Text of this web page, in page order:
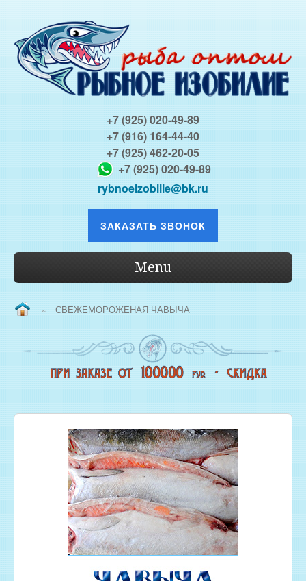
+7 (925) 020-49-89
+7 (916) 164-44-40
+7 (925) 462-20-05
+7 (925) 020-49-89
rybnoeizobilie@bk.ru
ЗАКАЗАТЬ ЗВОНОК
Menu
ВОПРОС/ОТВЕТ
НАША ПРОДУКЦИЯ
НОВЫЙ КОПТИЛЬНЫЙ ЦЕХ
ЖИВАЯ РЫБА
МОРЕПРОДУКТЫ
СОЛЕНАЯ РЫБА
КОПЧЕНАЯ РЫБА
ВЯЛЕНАЯ РЫБА
~ СВЕЖЕМОРОЖЕНАЯ ЧАВЫЧА